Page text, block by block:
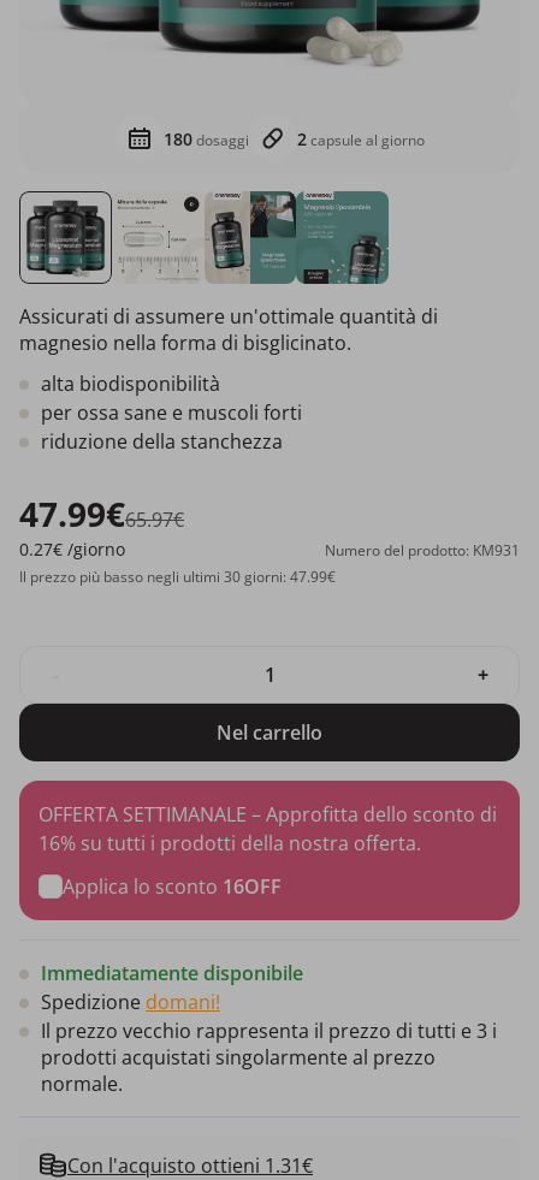
180dosaggi 2capsule al giorno
Assicurati di assumere un'ottimale quantità di
magnesio nella forma di bisglicinato.
alta biodisponibilità
per ossa sane e muscoli forti
riduzione della stanchezza
47.99€65.97€
0.27€ /giorno
Numero del prodotto: KM931
Il prezzo più basso negli ultimi 30 giorni: 47.99€
+
Nel carrello
OFFERTA SETTIMANALE – Approfitta dello sconto di
16% su tutti i prodotti della nostra offerta.
Applica lo sconto 16OFF
Immediatamente disponibile
Spedizione domani!
Il prezzo vecchio rappresenta il prezzo di tutti e 3 i
prodotti acquistati singolarmente al prezzo
normale.
Con l'acquisto ottieni 1.31€